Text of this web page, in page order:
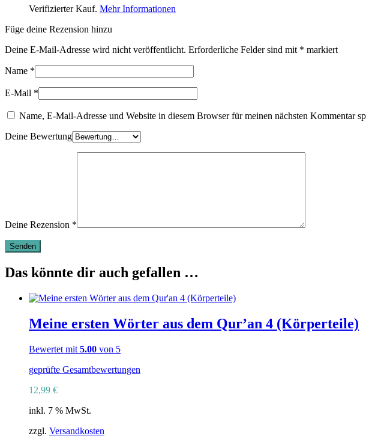
Verifizierter Kauf. Mehr Informationen
Füge deine Rezension hinzu
Deine E-Mail-Adresse wird nicht veröffentlicht. Erforderliche Felder sind mit * markiert
Name *
E-Mail *
Name, E-Mail-Adresse und Website in diesem Browser für meinen nächsten Kommentar
Deine Bewertung
Deine Rezension *
Das könnte dir auch gefallen …
Meine ersten Wörter aus dem Qur’an 4 (Körperteile)
Bewertet mit 5.00 von 5
geprüfte Gesamtbewertungen
12,99 €
inkl. 7 % MwSt.
zzgl. Versandkosten